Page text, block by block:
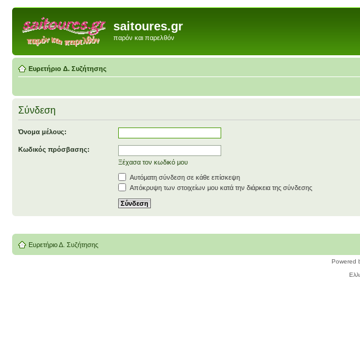
saitoures.gr
παρόν και παρελθόν
Ευρετήριο Δ. Συζήτησης
Σύνδεση
Όνομα μέλους:
Κωδικός πρόσβασης:
Ξέχασα τον κωδικό μου
Αυτόματη σύνδεση σε κάθε επίσκεψη
Απόκρυψη των στοιχείων μου κατά την διάρκεια της σύνδεσης
Ευρετήριο Δ. Συζήτησης
Powered